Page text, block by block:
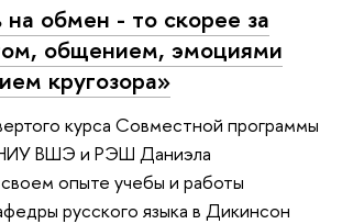
на обмен - то скорее за
общением, эмоциями
кругозора»
курса Совместной программы
ВШЭ и РЭШ Даниэла
опыте учебы и работы
русского языка в Дикинсон